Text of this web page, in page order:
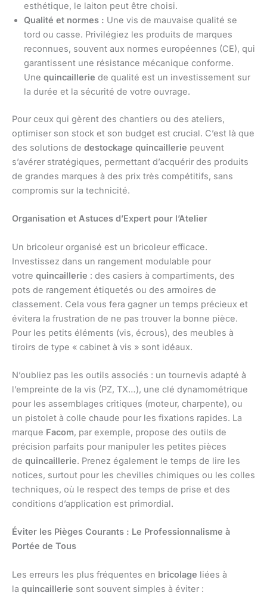
esthétique, le laiton peut être choisi.
Qualité et normes : Une vis de mauvaise qualité se
tord ou casse. Privilégiez les produits de marques
reconnues, souvent aux normes européennes (CE), qui
garantissent une résistance mécanique conforme.
Une quincaillerie de qualité est un investissement sur
la durée et la sécurité de votre ouvrage.
Pour ceux qui gèrent des chantiers ou des ateliers,
optimiser son stock et son budget est crucial. C’est là que
des solutions de destockage quincaillerie peuvent
s’avérer stratégiques, permettant d’acquérir des produits
de grandes marques à des prix très compétitifs, sans
compromis sur la technicité.
Organisation et Astuces d’Expert pour l’Atelier
Un bricoleur organisé est un bricoleur efficace.
Investissez dans un rangement modulable pour
votre quincaillerie : des casiers à compartiments, des
pots de rangement étiquetés ou des armoires de
classement. Cela vous fera gagner un temps précieux et
évitera la frustration de ne pas trouver la bonne pièce.
Pour les petits éléments (vis, écrous), des meubles à
tiroirs de type « cabinet à vis » sont idéaux.
N’oubliez pas les outils associés : un tournevis adapté à
l’empreinte de la vis (PZ, TX…), une clé dynamométrique
pour les assemblages critiques (moteur, charpente), ou
un pistolet à colle chaude pour les fixations rapides. La
marque Facom, par exemple, propose des outils de
précision parfaits pour manipuler les petites pièces
de quincaillerie. Prenez également le temps de lire les
notices, surtout pour les chevilles chimiques ou les colles
techniques, où le respect des temps de prise et des
conditions d’application est primordial.
Éviter les Pièges Courants : Le Professionnalisme à
Portée de Tous
Les erreurs les plus fréquentes en bricolage liées à
la quincaillerie sont souvent simples à éviter :